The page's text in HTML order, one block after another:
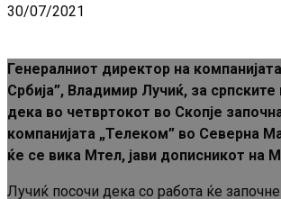
30/07/2021
Генералниот директор на
Србија”, Владимир Лучиќ, за
дека во четвртокот во Скопје
компанијата „Телеком” во Северна
ќе се вика Мтел, јави дописникот на
Лучиќ посочи дека со работа ќе